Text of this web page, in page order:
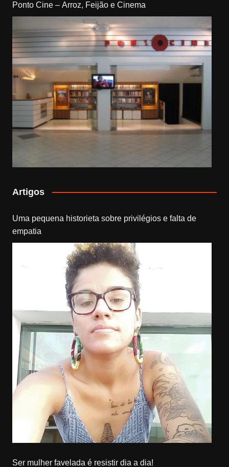
Ponto Cine – Arroz, Feijão e Cinema
Artigos
Uma pequena historieta sobre privilégios e falta de
empatia
Ser mulher favelada é resistir dia a dia!